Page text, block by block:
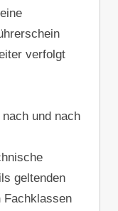
verfolgt
und nach
geltenden
Fachklassen